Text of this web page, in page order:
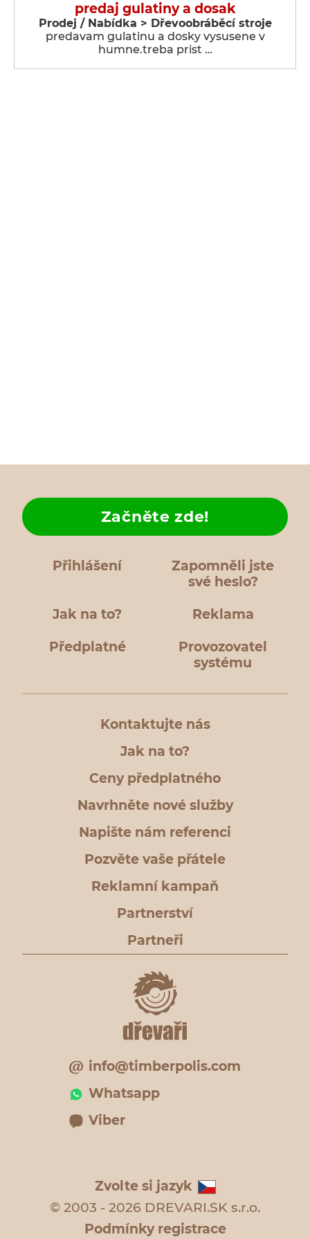
predaj gulatiny a dosak
Prodej / Nabídka > Dřevoobráběcí stroje
predavam gulatinu a dosky vysusene v
humne.treba prist …
Přihlášení
Zapomněli jste
své heslo?
Jak na to?
Začněte zde!
Reklama
Předplatné
Provozovatel
systému
Kontaktujte nás
Jak na to?
Ceny předplatného
Navrhněte nové služby
Napište nám referenci
Pozvěte vaše přátele
Reklamní kampaň
Partnerství
Partneři
info@timberpolis.com
Whatsapp
Viber
Zvolte si jazyk
© 2003 - 2026 DREVARI.SK s.r.o.
Podmínky registrace